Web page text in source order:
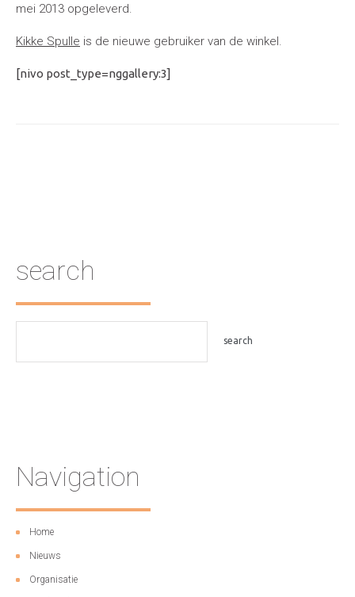
mei 2013 opgeleverd.
Kikke Spulle is de nieuwe gebruiker van de winkel.
[nivo post_type=nggallery:3]
search
Navigation
Home
Nieuws
Organisatie